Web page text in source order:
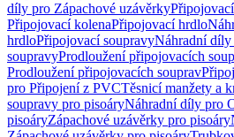
díly pro Zápachové uzávěrky
Připojovací kolenaPřipojovací hrdlo
hrdloPřipojovací soupravyNáhradní
soupravyProdloužení připojovacích
Prodloužení připojovacích souprav
pro Připojení z PVCTěsnicí manžety a
soupravy pro pisoáryNáhradní díly pro
pisoáryZápachové uzávěrky pro pisoáry